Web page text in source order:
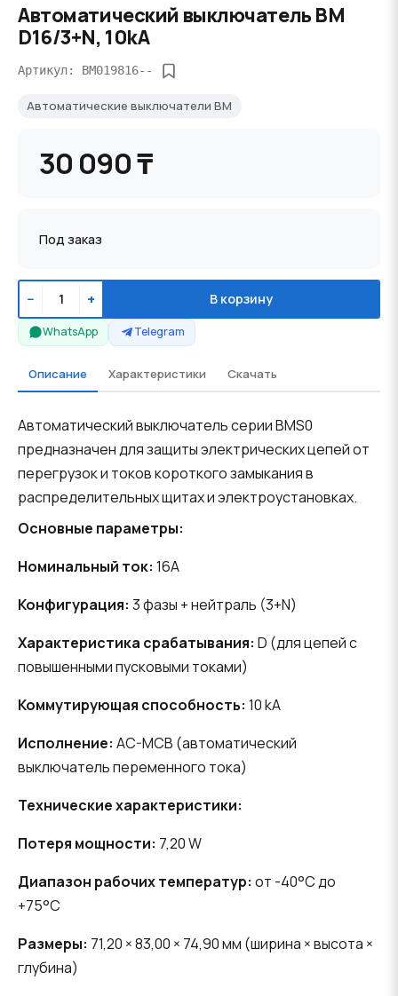
Автоматический выключатель BM
D16/3+N, 10kA
Артикул: BM019816--
Автоматические выключатели BM
30 090 ₸
Под заказ
− + В корзину
WhatsApp Telegram
Описание Характеристики Скачать
Автоматический выключатель серии BMS0
предназначен для защиты электрических цепей от
перегрузок и токов короткого замыкания в
распределительных щитах и электроустановках.
Основные параметры:
Номинальный ток: 16A
Конфигурация: 3 фазы + нейтраль (3+N)
Характеристика срабатывания: D (для цепей с
повышенными пусковыми токами)
Коммутирующая способность: 10 kA
Исполнение: AC-MCB (автоматический
выключатель переменного тока)
Технические характеристики:
Потеря мощности: 7,20 W
Диапазон рабочих температур: от -40°C до
+75°C
Размеры: 71,20 × 83,00 × 74,90 мм (ширина × высота ×
глубина)